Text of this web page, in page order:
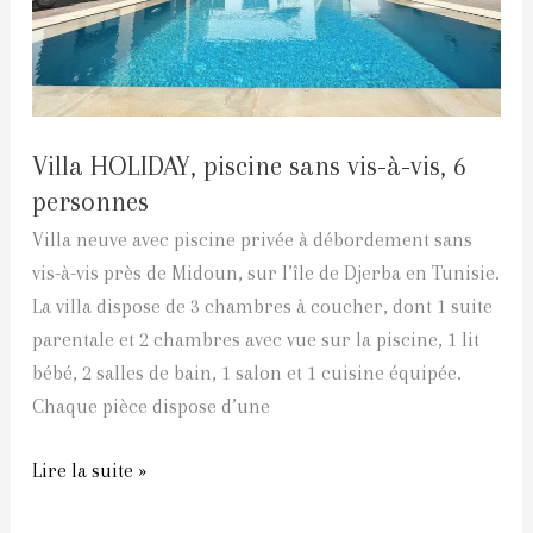
Villa HOLIDAY, piscine sans vis-à-vis, 6
personnes
Villa neuve avec piscine privée à débordement sans
vis-à-vis près de Midoun, sur l’île de Djerba en Tunisie.
La villa dispose de 3 chambres à coucher, dont 1 suite
parentale et 2 chambres avec vue sur la piscine, 1 lit
bébé, 2 salles de bain, 1 salon et 1 cuisine équipée.
Chaque pièce dispose d’une
6
personnes
Lire la suite »